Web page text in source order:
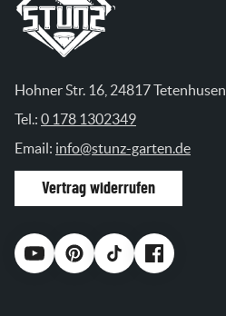
Hohner Str. 16, 24817 Tetenhusen
Tel.: 0 178 1302349
Email: info@stunz-garten.de
Vertrag widerrufen